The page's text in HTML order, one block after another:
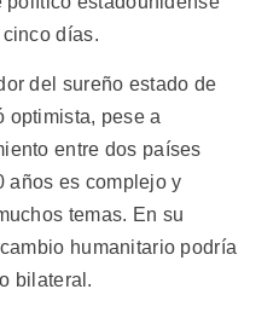
días.
del sureño estado de
optimista, pese a
entre dos países
años es complejo y
temas. En su
humanitario podría
bilateral.